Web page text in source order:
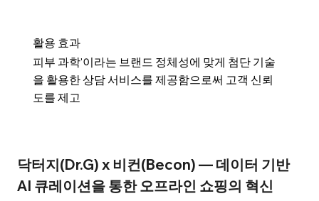
​활용 효과
피부 과학'이라는 브랜드 정체성에 맞게 첨단 기술
을 활용한 상담 서비스를 제공함으로써 고객 신뢰
도를 제고
닥터지(Dr.G) x 비컨(Becon) — 데이터 기반
AI 큐레이션을 통한 오프라인 쇼핑의 혁신